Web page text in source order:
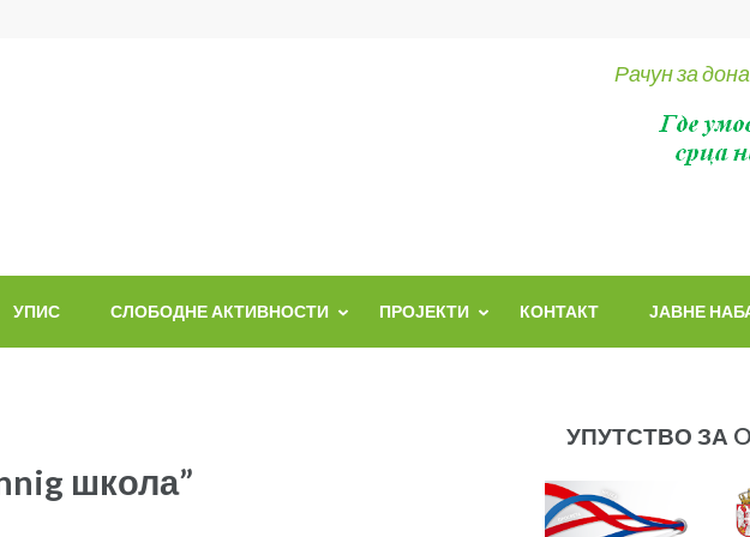
Рачун за
УПИС СЛОБОДНЕ АКТИВНОСТИ ПРОЈЕКТИ КОНТАКТ ЈАВНЕ
школа”
УПУТСТВО ЗА